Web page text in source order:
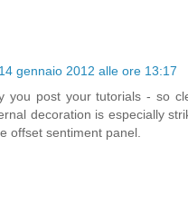
14 gennaio 2012 alle ore 13:17
you post your tutorials - so
decoration is especially
offset sentiment panel.